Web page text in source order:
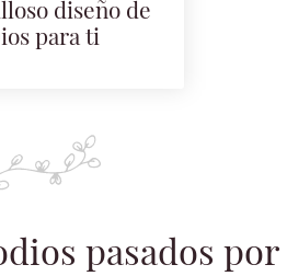
diseño de
para ti
pasados por